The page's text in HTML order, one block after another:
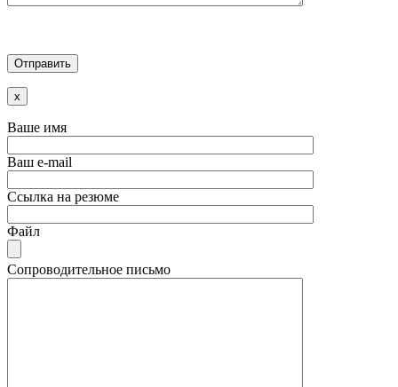
x
Ваше имя
Ваш e-mail
Ссылка на резюме
Файл
Сопроводительное письмо